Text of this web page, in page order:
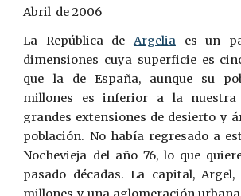
Abril  de 2006
La República de Argeliaes un
dimensiones cuya superficie es
que la de España, aunque su
millones es inferior a la nuestra
grandes extensiones de desierto y
población. No había regresado a
Nochevieja del año 76, lo que
pasado décadas. La capital,